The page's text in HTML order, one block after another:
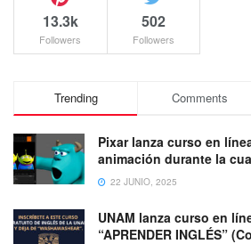
13.3k
Followers
502
Followers
Trending Comments
Pixar lanza curso en
animación durante la
22 JUNIO, 2025
UNAM lanza curso en
“APRENDER INGLÉS”